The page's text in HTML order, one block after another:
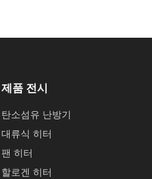
제품 전시
탄소섬유 난방기
대류식 히터
팬 히터
할로겐 히터